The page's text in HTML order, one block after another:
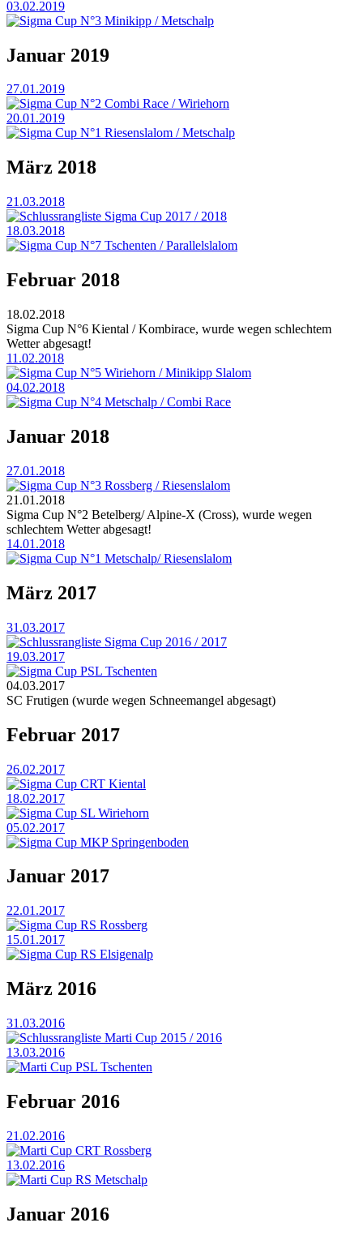
03.02.2019
Sigma Cup N°3 Minikipp / Metschalp
Januar 2019
27.01.2019
Sigma Cup N°2 Combi Race / Wiriehorn
20.01.2019
Sigma Cup N°1 Riesenslalom / Metschalp
März 2018
21.03.2018
Schlussrangliste Sigma Cup 2017 / 2018
18.03.2018
Sigma Cup N°7 Tschenten / Parallelslalom
Februar 2018
18.02.2018
Sigma Cup N°6 Kiental / Kombirace, wurde wegen schlechtem
Wetter abgesagt!
11.02.2018
Sigma Cup N°5 Wiriehorn / Minikipp Slalom
04.02.2018
Sigma Cup N°4 Metschalp / Combi Race
Januar 2018
27.01.2018
Sigma Cup N°3 Rossberg / Riesenslalom
21.01.2018
Sigma Cup N°2 Betelberg/ Alpine-X (Cross), wurde wegen
schlechtem Wetter abgesagt!
14.01.2018
Sigma Cup N°1 Metschalp/ Riesenslalom
März 2017
31.03.2017
Schlussrangliste Sigma Cup 2016 / 2017
19.03.2017
Sigma Cup PSL Tschenten
04.03.2017
SC Frutigen (wurde wegen Schneemangel abgesagt)
Februar 2017
26.02.2017
Sigma Cup CRT Kiental
18.02.2017
Sigma Cup SL Wiriehorn
05.02.2017
Sigma Cup MKP Springenboden
Januar 2017
22.01.2017
Sigma Cup RS Rossberg
15.01.2017
Sigma Cup RS Elsigenalp
März 2016
31.03.2016
Schlussrangliste Marti Cup 2015 / 2016
13.03.2016
Marti Cup PSL Tschenten
Februar 2016
21.02.2016
Marti Cup CRT Rossberg
13.02.2016
Marti Cup RS Metschalp
Januar 2016